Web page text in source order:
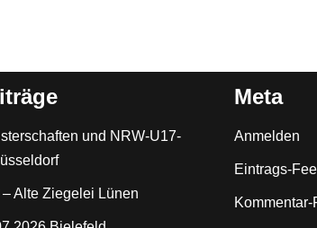
und NRW-U17-
Alte Ziegelei Lünen
Meta
Anmelden
Eintrags-
Kommentar-